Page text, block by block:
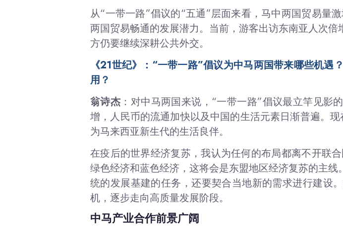
从“一带一路”倡议的“五通”层面来看，马中两国贸易量
两国贸易畅通的发展潜力。当前，游客出访东南亚人次
方仍要继续深耕公共外交。
《21世纪》：“一带一路”倡议为中马两国带来哪些机
用？
翁诗杰 ：对中马两国来说，“一带一路”倡议最立竿见
增，人民币的流通加快以及中国的生活元素日渐普遍。
为马来西亚新生代的生活良伴。
在疫后的世界经济复苏，我认为任何的布局都离不开联
绿色经济和蓝色经济，这将会是东盟地区经济复苏的主
统的发展基建的任务，还要契合当地新的需求进行建设
机，逐步走向高质量发展阶段。
中马产业合作前景广阔